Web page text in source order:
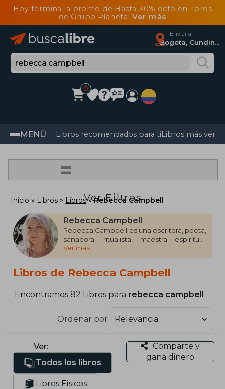
Hoy termina la promo de Hasta 30% dcto en libros
de Grupo Planeta Ver más
Enviar a
Bogota, Cundinamarca
0
MENÚ Libros recomendados para tiLibros más
=
Ver Filtros
Inicio Libros Libros Rebecca Campbell
Rebecca Campbell
Rebecca Campbell es una escritora, poeta,
sanadora, ritualista, maestra espiritual,
visionaria y mística de éxito internacional
que ha aparecido en Vogue, The Sunday
Magazine.
Sus libros, oráculos, cursos y talleres han
apoyado a cientos de miles de personas a
cambiar sus vidas y responder a las
llamadas de su alma. Su podcast Returning
personas a conectarse con la sabiduría
Ver más
Libros de Rebecca Campbell
Encontramos 82 Libros para rebecca campbell
Ordenar por
Ver:
Todos los libros
Libros Físicos
Comparte y
gana dinero